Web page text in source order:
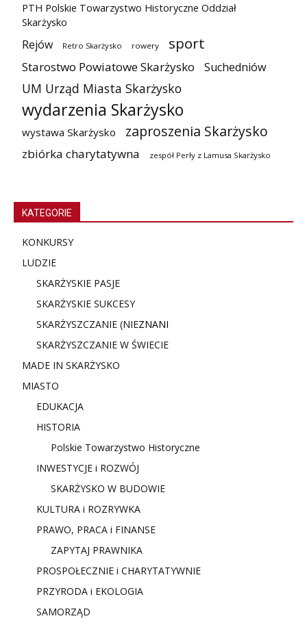
PTH Polskie Towarzystwo Historyczne Oddział
Skarżysko
Rejów Retro Skarżysko rowery sport
Starostwo Powiatowe Skarżysko Suchedniów
UM Urząd Miasta Skarżysko
wydarzenia Skarżysko
wystawa Skarżysko zaproszenia Skarżysko
zbiórka charytatywna zespół Perły z Lamusa Skarżysko
KATEGORIE
KONKURSY
LUDZIE
SKARŻYSKIE PASJE
SKARŻYSKIE SUKCESY
SKARŻYSZCZANIE (NIEZNANI
SKARŻYSZCZANIE W ŚWIECIE
MADE IN SKARŻYSKO
MIASTO
EDUKACJA
HISTORIA
Polskie Towarzystwo Historyczne
INWESTYCJE i ROZWÓJ
SKARŻYSKO W BUDOWIE
KULTURA i ROZRYWKA
PRAWO, PRACA i FINANSE
ZAPYTAJ PRAWNIKA
PROSPOŁECZNIE i CHARYTATYWNIE
PRZYRODA i EKOLOGIA
SAMORZĄD